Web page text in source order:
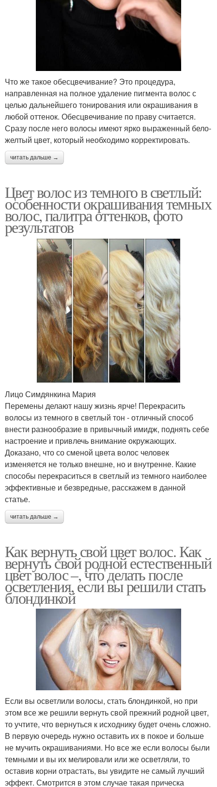
Что же такое обесцвечивание? Это процедура,
направленная на полное удаление пигмента волос с
целью дальнейшего тонирования или окрашивания в
любой оттенок. Обесцвечивание по праву считается.
Сразу после него волосы имеют ярко выраженный бело-
желтый цвет, который необходимо корректировать.
читать дальше →
Цвет волос из темного в светлый:
особенности окрашивания темных
волос, палитра оттенков, фото
результатов
Лицо Симдянкина Мария
Перемены делают нашу жизнь ярче! Перекрасить
волосы из темного в светлый тон - отличный способ
внести разнообразие в привычный имидж, поднять себе
настроение и привлечь внимание окружающих.
Доказано, что со сменой цвета волос человек
изменяется не только внешне, но и внутренне. Какие
способы перекраситься в светлый из темного наиболее
эффективные и безвредные, расскажем в данной
статье.
читать дальше →
Как вернуть свой цвет волос. Как
вернуть свой родной естественный
цвет волос –, что делать после
осветления, если вы решили стать
блондинкой
Если вы осветлили волосы, стать блондинкой, но при
этом все же решили вернуть свой прежний родной цвет,
то учтите, что вернуться к исходнику будет очень сложно.
В первую очередь нужно оставить их в покое и больше
не мучить окрашиваниями. Но все же если волосы были
темными и вы их мелировали или же осветляли, то
оставив корни отрастать, вы увидите не самый лучший
эффект. Смотрится в этом случае такая прическа